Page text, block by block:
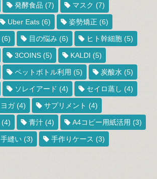
発酵食品 (7) マスク (7)
Uber Eats (6) 姿勢矯正 (6)
(6) 目の悩み (6) ヒト幹細胞 (5)
3COINS (5) KALDI (5)
ペットボトル利用 (5) 炭酸水 (5)
ソレイアード (4) セイロ蒸し (4)
ヨガ(4) サプリメント (4)
(4) 青汁 (4) A4コピー用紙活用 (3)
手縫い (3) 手作りケース (3)